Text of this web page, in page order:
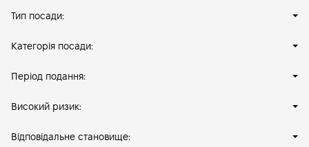
Тип посади:
Категорія посади:
Період подання:
Високий ризик:
Відповідальне становище: